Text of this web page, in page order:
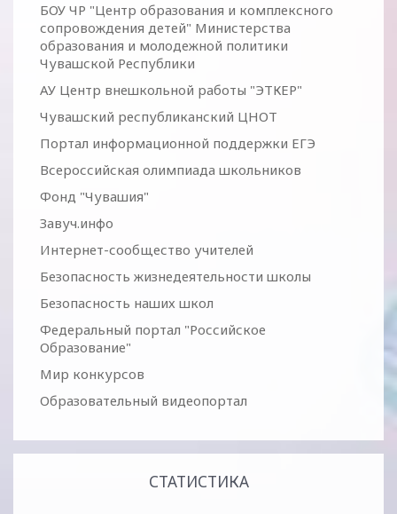
БОУ ЧР "Центр образования и комплексного
сопровождения детей" Министерства
образования и молодежной политики
Чувашской Республики
АУ Центр внешкольной работы "ЭТКЕР"
Чувашский республиканский ЦНОТ
Портал информационной поддержки ЕГЭ
Всероссийская олимпиада школьников
Фонд "Чувашия"
Завуч.инфо
Интернет-сообщество учителей
Безопасность жизнедеятельности школы
Безопасность наших школ
Федеральный портал "Российское
Образование"
Мир конкурсов
Образовательный видеопортал
СТАТИСТИКА